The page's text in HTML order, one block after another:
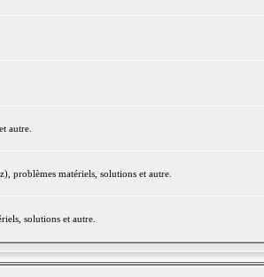
autre.
problèmes matériels, solutions et autre.
solutions et autre.